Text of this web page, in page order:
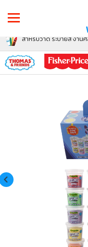
สำหรับวาด ระบายสี งาน